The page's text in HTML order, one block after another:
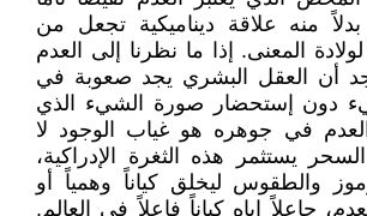
منه علاقة ديناميكية تجعل من
المعنى. إذا ما نظرنا إلى العدم
أن العقل البشري يجد صعوبة في
دون إستحضار صورة الشيء الذي
في جوهره هو غياب الوجود لا
يستثمر هذه الثغرة الإدراكية،
والطقوس ليخلق كياناً وهمياً أو
جاعلاً إياه كياناً فاعلاً في العالم.